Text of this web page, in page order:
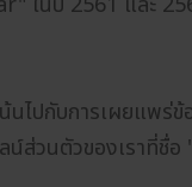
นไปกับการเผยแพร่
น์ส่วนตัวของเราที่